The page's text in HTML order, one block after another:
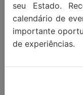
MAIORES
Localização
seu Estado.
calendário de
importante
de experiências.